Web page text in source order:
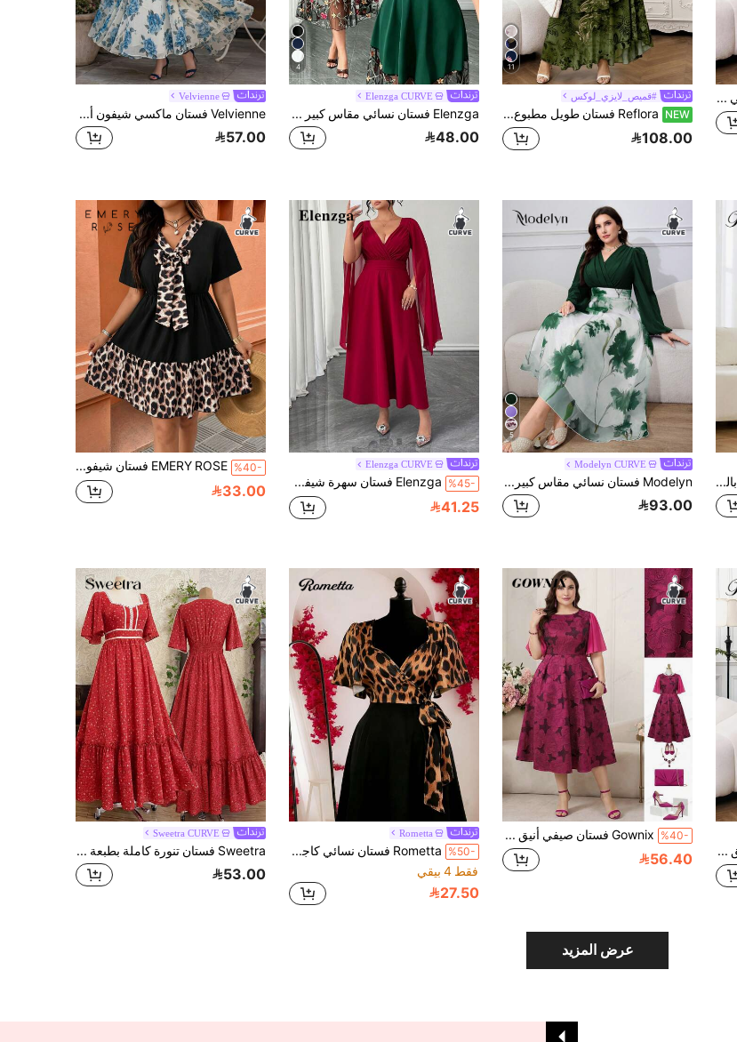
SHEIN Clasi فستان نسائي مقاس كبير بطبعة زهور وتصميم كتل لونية مع ربطة خصر كاجوال للحفلات
11
#قميص_لايزي_لوكس
NEW Reflora فستان طويل مطبوع بحافة مكشكشة وخصر عالي مرن للنساء بمقاسات كبيرة، فستان خريفي، فستان مكشكش، فستان مطبوع، فستان صيفي، فستان صيفي، ملابس صيفية، ملابس عطلة صيفية، فستان صيفي طويل للنساء، ملابس ربيعية، ملابس عطلة ربيعية للنساء، ملابس ربيعية، عيد الحب
108.00
4
Elenzga CURVE
Elenzga فستان نسائي مقاس كبير ربيع/صيف من قماش محبوك بتصميم رقع شبكية، ياقة مربعة، أكمام بتلات قصيرة، خصر مشدود، قصة A-Line فضفاضة، أنيق وفاخر للاستخدام اليومي والخروجات والعمل والعطلات
48.00
Velvienne
Velvienne فستان ماكسي شيفون أزرق بطبعة زهور للنساء مقاس كبير، منسوج بقصة عادية، أنيق بأسلوب فرنسي للصيف والمواعيد والتنقل، مزين بكشكشة، مكشوف الكتفين، بأكمام قصيرة وخصر مشدود
57.00
Reflora فستان حفلات أنيق مزين بالخرز والراين ستون بمقاسات كبيرة
5
Modelyn CURVE
Modelyn فستان نسائي مقاس كبير بطبعة زهور وياقة على شكل حرف V موضة للمواعدة والحفلات
93.00
Elenzga CURVE
%45- Elenzga فستان سهرة شيفون أنيق بياقة على شكل حرف V باللون البرغندي مناسب للاستخدام اليومي والمناسبات، فستان طويل باللون الأحمر، أفضل الفساتين المباعة، فستان لضيوف الزفاف، ملابس رسمية للنساء، فستان بأكمام طويلة للمناسبات
41.25
%40- EMERY ROSE فستان شيفون نسائي مقاس كبير أسود صيفي أنيق بياقة على شكل V وأكمام قصيرة وطبعة نمر، خصر مشدود وذيل على شكل A بقصة فضفاضة، ملابس كاجوال للعطلات
33.00
Reflora فستان شفاف أنيق مزين بزهور ثلاثية الأبعاد للمرأة ذات الحجم الكبير
%40- Gownix فستان صيفي أنيق مزخرف بالجاكار والرقع مقاس كبير
56.40
Rometta
%50-
Rometta فستان نسائي كاجوال بطول متوسط مناسب للمناسبات العادية والتسوق والذهاب إلى العمل، بطبعة جلد الفهد وتصميم رقبة على شكل V مع ربطة متقاطعة وأكمام مكشكشة، موضة صيفية جديدة للمقاسات الكبيرة
فقط 4 بيقي
27.50
Sweetra CURVE
Sweetra فستان تنورة كاملة بطبعة نقاط وبولكا ودانتيل فرنسي مزخرف، بأسلوب ريفي بسيط وجذاب للفتيات ذوات الحجم الكبير
53.00
عرض المزيد